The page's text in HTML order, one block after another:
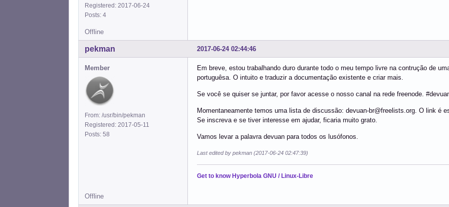
Registered: 2017-06-24
Posts: 4
Offline
2017-06-24 02:44:46
pekman
Member
From: /usr/bin/pekman
Registered: 2017-05-11
Posts: 58
Em breve, estou trabalhando duro durante todo o meu tempo livre na contrução de
portuguêsa. O intuito e traduzir a documentação existente e criar mais.
Se você se quiser se juntar, por favor acesse o nosso canal na rede freenode.
Momentaneamente temos uma lista de discussão: devuan-br@freelists.org. O link é
Se inscreva e se tiver interesse em ajudar, ficaria muito grato.
Vamos levar a palavra devuan para todos os lusófonos.
Last edited by pekman (2017-06-24 02:47:39)
Get to know Hyperbola GNU / Linux-Libre
Offline